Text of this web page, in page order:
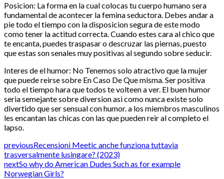
Posicion: La forma en la cual colocas tu cuerpo humano sera
fundamental de acontecer la femina seductora. Debes andar a
pie todo el tiempo con la disposicion segura de este modo
como tener la actitud correcta. Cuando estes cara al chico que
te encanta, puedes traspasar o descruzar las piernas, puesto
que estas son senales muy positivas al segundo sobre seducir.
Interes de el humor: No Tenemos solo atractivo que la mujer
que puede reirse sobre En Caso De Que misma. Ser positiva
todo el tiempo hara que todos te volteen a ver. El buen humor
seri­a semejante sobre diversion asi­ como nunca existe solo
divertido que ser sensual con humor. a los miembros masculinos
les encantan las chicas con las que pueden reir al completo el
lapso.
previousRecensioni Meetic anche funziona tuttavia
trasversalmente lusingare? (2023)
nextSo why do American Dudes Such as for example
Norwegian Girls?